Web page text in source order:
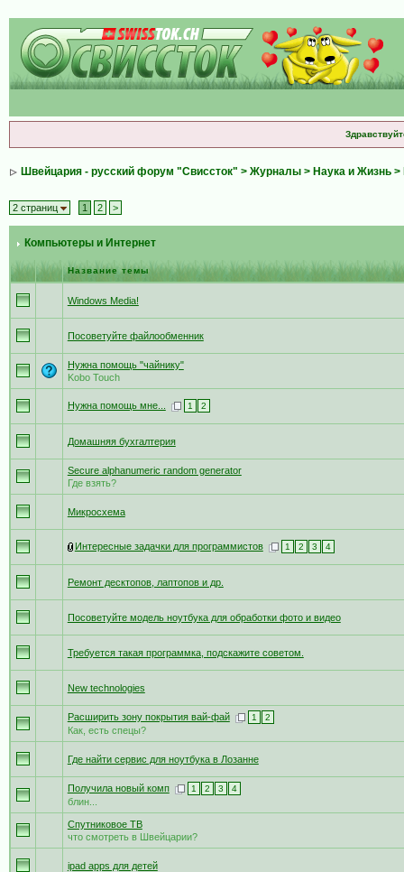
Швейцария - русский форум "Свиссток" > Журналы> Наука и Жизнь>
2 страниц 1 2 >
Компьютеры и Интернет
Название темы
Windows Media!
Посоветуйте файлообменник
Нужна помощь "чайнику"
Kobo Touch
Нужна помощь мне... 1 2
Домашняя бухгалтерия
Secure alphanumeric random generator
Где взять?
Микросхема
Интересные задачки для программистов 1 2 3 4
Ремонт десктопов, лаптопов и др.
Посоветуйте модель ноутбука для обработки фото и видео
Требуется такая программка, подскажите советом.
New technologies
Расширить зону покрытия вай-фай 1 2
Как, есть спецы?
Где найти сервис для ноутбука в Лозанне
Получила новый комп 1 2 3 4
блин...
Спутниковое ТВ
что смотреть в Швейцарии?
ipad apps для детей